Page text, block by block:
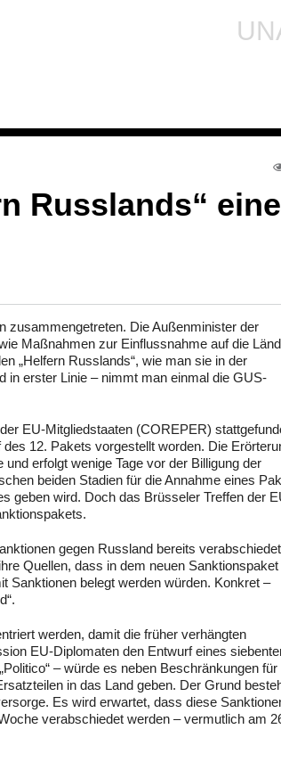
Russlands“
zusammengetreten. Die Außenminister der
Maßnahmen zur Einflussnahme auf die
„Helfern Russlands“, wie man sie in der
in erster Linie – nimmt man einmal die GUS-
EU-Mitgliedstaaten (COREPER)
12. Pakets vorgestellt worden. Die
erfolgt wenige Tage vor der Billigung der
beiden Stadien für die Annahme eines
geben wird. Doch das Brüsseler Treffen der
gegen Russland bereits verabschiedet
Quellen, dass in dem neuen Sanktionspaket
Sanktionen belegt werden würden. Konkret –
werden, damit die früher verhängten
EU-Diplomaten den Entwurf eines
– würde es neben Beschränkungen für
in das Land geben. Der Grund
Es wird erwartet, dass diese
verabschiedet werden – vermutlich am